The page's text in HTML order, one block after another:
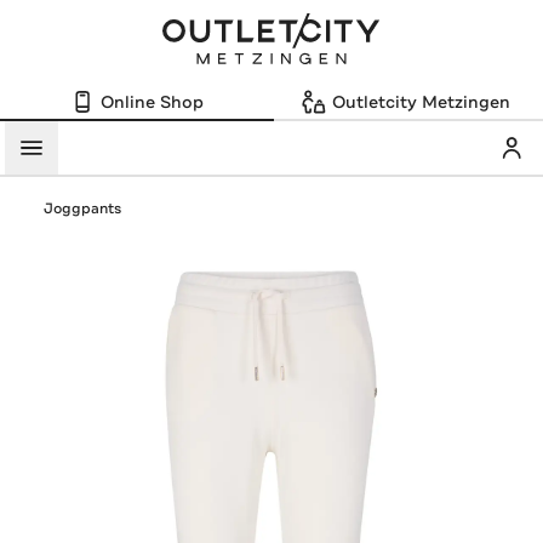
Online Shop Outletcity Metzingen
Menü
Joggpants